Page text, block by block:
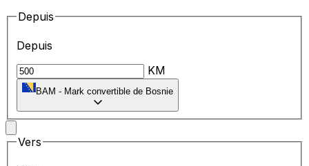
Depuis
Depuis
KM
BAM - Mark convertible de Bosnie
Vers